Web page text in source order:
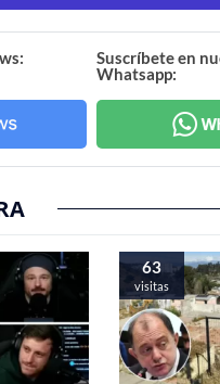
Suscríbete en
Whatsapp:
63
visitas